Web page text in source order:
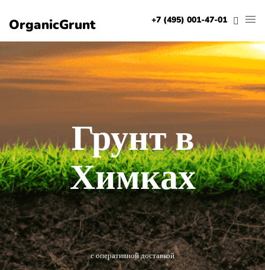
OrganicGrunt +7 (495) 001-47-01
Грунт в
Химках
с оперативной доставкой